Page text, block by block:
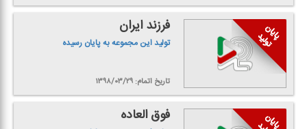
فرزند ایران
تولید این مجموعه به پایان رسیده
تاریخ اتمام: ۱۳۹۸/۰۳/۲۹
فوق العاده